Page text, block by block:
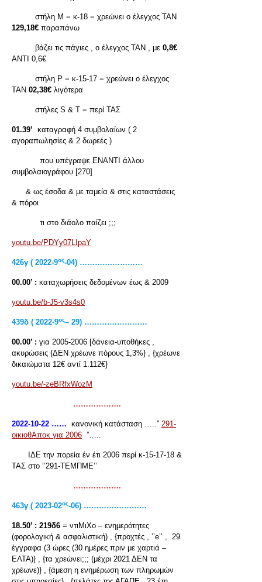
στήλη Μ = κ-18 = χρεώνει ο έλεγχος ΤΑΝ
129,18€ παραπάνω
βάζει τις πάγιες , ο έλεγχος ΤΑΝ , με 0,8€
ΑΝΤΙ 0,6€
στήλη Ρ = κ-15-17 = χρεώνει ο έλεγχος
ΤΑΝ 02,38€ λιγότερα
στήλες S & T = περί ΤΑΣ
01.39’ καταγραφή 4 συμβολαίων ( 2
αγοραπωλησίες & 2 δωρεές )
που υπέγραψε ΕΝΑΝΤΙ άλλου
συμβολαιογράφου [270]
& ως έσοδα & με ταμεία & στις καταστάσεις
& πόροι
τι στο διάολο παίζει ;;;
youtu.be/PDYy07LIpaY
426γ ( 2022-9ος-04) ………….…………
00.00’ : καταχωρήσεις δεδομένων έως & 2009
youtu.be/b-J5-v3s4s0
439δ ( 2022-9ος– 29) ………….…………
00.00’ : για 2005-2006 [δάνεια-υποθήκες ,
ακυρώσεις {ΔΕΝ χρέωνε πόρους 1,3%} , {χρέωνε
δικαιώματα 12€ αντί 1.112€}
youtu.be/-zeBRfxWozM
……………….
2022-10-22 …… κανονική κατάσταση …..” 291-
οικιοθΑποκ για 2006 ”…..
ΙΔΕ την πορεία έν έτι 2006 περί κ-15-17-18 &
ΤΑΣ στο ‘’291-ΤΕΜΠΜΕ’’
……………….
463γ ( 2023-02ος-06) ………….…………
18.50’ : 219δ6 = ντιΜιΧο – ενημερότητες
(φορολογική & ασφαλιστική) , {προχτές , ‘’e’’ , 29
έγγραφα (3 ώρες (30 ημέρες πριν με χαρτιά –
ΕΛΤΑ)} , {τα χρεώνει;;; (μέχρι 2021 ΔΕΝ τα
χρέωνε)} , {άμεση η ενημέρωση των πληρωμών